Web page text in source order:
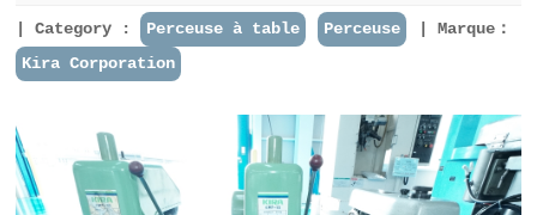
Category : Perceuse à table Perceuse
Marque：
Kira Corporation